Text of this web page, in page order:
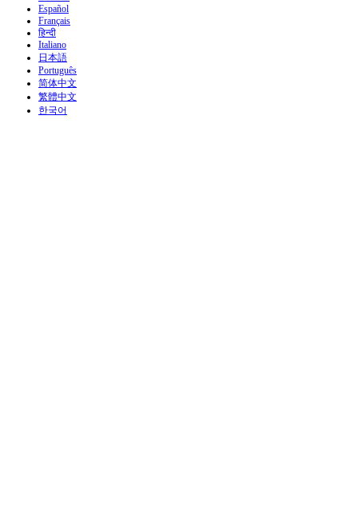
Español
Français
हिन्दी
Italiano
日本語
Português
简体中文
繁體中文
한국어